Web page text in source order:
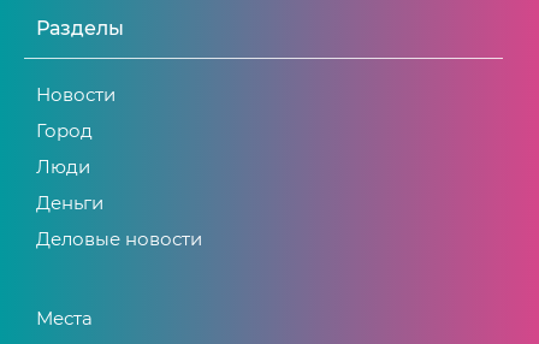
Разделы
Новости
Город
Люди
Деньги
Деловые новости
Места